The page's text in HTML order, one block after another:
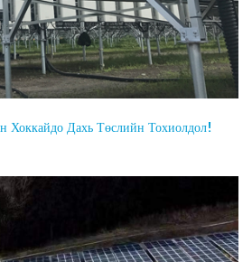
Хоккайдо Дахь Төслийн Тохиолдол!